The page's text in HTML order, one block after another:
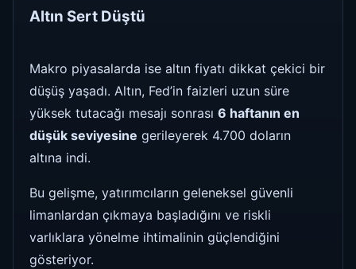
Altın Sert Düştü
Makro piyasalarda ise altın fiyatı dikkat çekici bir
düşüş yaşadı. Altın, Fed’in faizleri uzun süre
yüksek tutacağı mesajı sonrası 6 haftanın en
düşük seviyesine gerileyerek 4.700 doların
altına indi.
Bu gelişme, yatırımcıların geleneksel güvenli
limanlardan çıkmaya başladığını ve riskli
varlıklara yönelme ihtimalinin güçlendiğini
gösteriyor.